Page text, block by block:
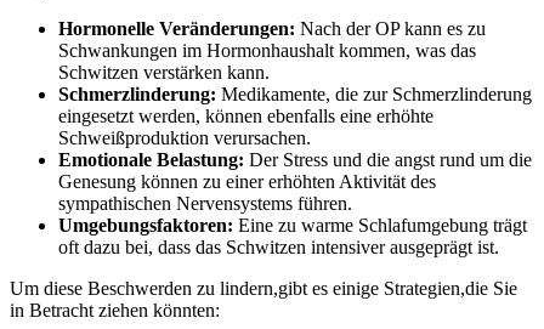
Hormonelle Veränderungen: Nach der OP kann es zu
Schwankungen im Hormonhaushalt kommen, ⁢was das
Schwitzen verstärken ‍kann.
Schmerzlinderung: Medikamente, die zur Schmerzlinderung
eingesetzt werden, können ‍ebenfalls eine erhöhte
⁢Schweißproduktion verursachen.
Emotionale Belastung: Der ‍Stress und ⁣die angst rund um die
Genesung können zu einer erhöhten Aktivität des
⁢sympathischen Nervensystems führen.
Umgebungsfaktoren: Eine ⁤zu warme‍ Schlafumgebung trägt
oft dazu bei, dass das Schwitzen⁤ intensiver ausgeprägt ist.
Um diese Beschwerden zu lindern,gibt ⁢es einige Strategien,die Sie
in Betracht ziehen ‍könnten: